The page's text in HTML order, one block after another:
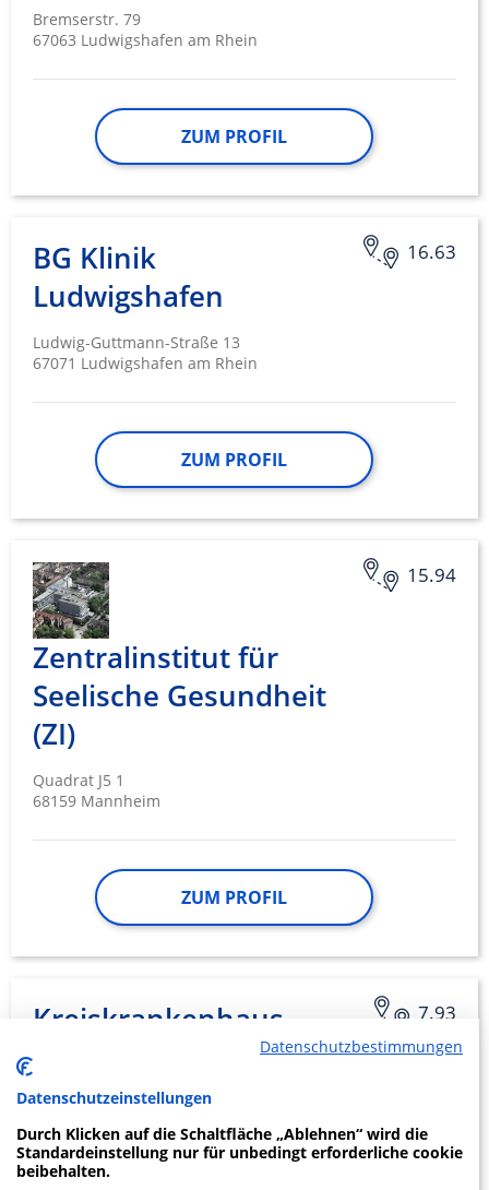
Bremserstr. 79
67063 Ludwigshafen am Rhein
ZUM PROFIL
16.63
BG Klinik
Ludwigshafen
Ludwig-Guttmann-Straße 13
67071 Ludwigshafen am Rhein
ZUM PROFIL
15.94
Zentralinstitut für
Seelische Gesundheit
(ZI)
Quadrat J5 1
68159 Mannheim
ZUM PROFIL
7.93
Kreiskrankenhaus
Westring 55
67269 Grünstadt
Datenschutzbestimmungen
Datenschutzeinstellungen
Durch Klicken auf die Schaltfläche „Ablehnen“ wird die
Standardeinstellung nur für unbedingt erforderliche cookie
beibehalten.